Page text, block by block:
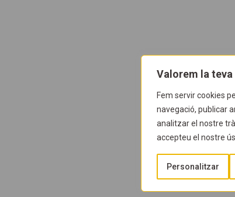
Valorem la teva
Fem servir cookies
navegació, publicar
analitzar el nostre
accepteu el nostre
Personalitzar